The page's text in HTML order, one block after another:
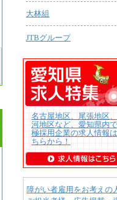
大林組
JTBグループ
名古屋地区、尾張地区
河地区など、愛知県内
極採用企業の求人情報
ちらから！
障がい者雇用をお考えの